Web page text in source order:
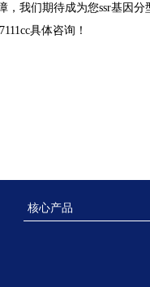
，我们期待成为您ssr基因
具体咨询！
核心产品